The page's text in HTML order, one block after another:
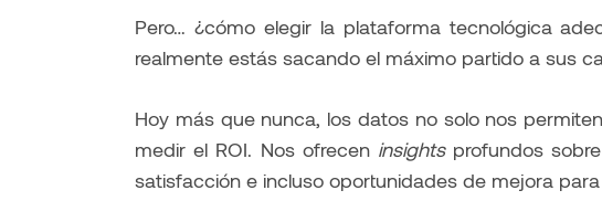
Pero… ¿cómo elegir la plataforma tecnológica
realmente estás sacando el máximo partido a sus
Hoy más que nunca, los datos no solo nos
medir el ROI. Nos ofrecen insights profundos
satisfacción e incluso oportunidades de mejora